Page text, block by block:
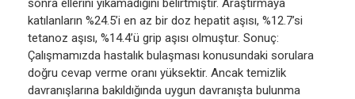
sonra ellerini yıkamadığını belirtmiştir. Araştırmaya
katılanların %24.5’i en az bir doz hepatit aşısı, %12.7’si
tetanoz aşısı, %14.4’ü grip aşısı olmuştur. Sonuç:
Çalışmamızda hastalık bulaşması konusundaki sorulara
doğru cevap verme oranı yüksektir. Ancak temizlik
davranışlarına bakıldığında uygun davranışta bulunma